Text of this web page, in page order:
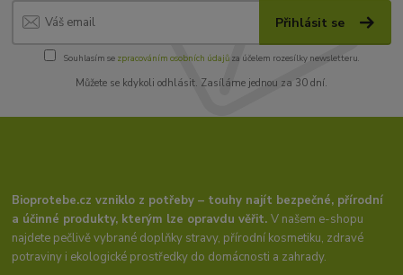
Přihlásit se
Souhlasím se zpracováním osobních údajůza účelem rozesílky newsletteru.
Můžete se kdykoli odhlásit. Zasíláme jednou za 30 dní.
Bioprotebe.cz vzniklo z potřeby – touhy najít bezpečné, přírodní
a účinné produkty, kterým lze opravdu věřit.V našem e-shopu
najdete pečlivě vybrané doplňky stravy, přírodní kosmetiku, zdravé
potraviny i ekologické prostředky do domácnosti a zahrady.